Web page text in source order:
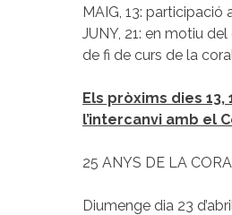
MAIG, 13: participació
JUNY, 21: en motiu
de fi de curs de la
Els pròxims dies 13,
l’intercanvi amb el
25 ANYS DE LA
Diumenge dia 23